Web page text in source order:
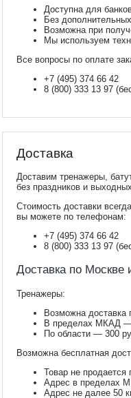
Доступна для
Без
Возможна при
Мы используем
Все вопросы по оплате
+7 (495) 374 66 42
8 (800) 333 13 97
Доставка
Доставим тренажеры,
без праздников и
Стоимость доставки
вы можете по телефонам:
+7 (495) 374 66 42
8 (800) 333 13 97
Доставка по Москве
Тренажеры:
Возможна
В пределах МКАД —
По области — 300
Возможна бесплатная
Товар не продается
Адрес в пределах
Адрес не далее 50